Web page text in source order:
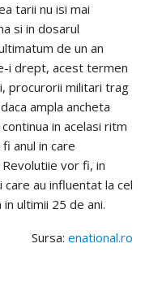
tarii nu isi mai
si in dosarul
de un an
i drept, acest termen
procurorii militari trag
ampla ancheta
in acelasi ritm
anul in care
vor fi, in
au influentat la cel
ultimii 25 de ani.
Sursa: enational.ro